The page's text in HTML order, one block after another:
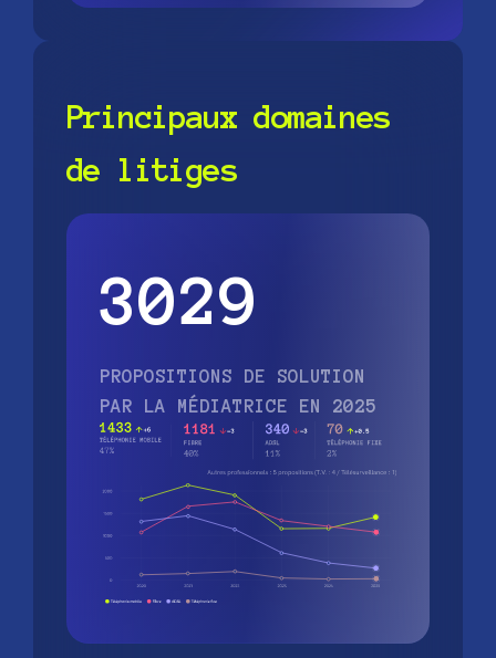
Principaux domaines
de litiges
3029
PROPOSITIONS DE SOLUTION
PAR LA MÉDIATRICE EN 2025